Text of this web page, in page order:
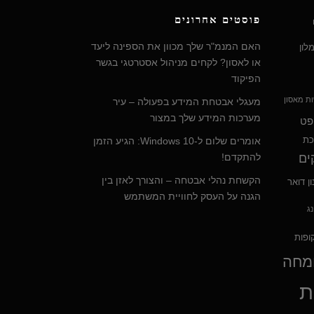
מאסון
דואר
פוסטים אחרונים
האם המנמ"ר שלך מכוון את הספינה ליעד
או לאסון? לקחים מניהול אסטרטגי בגשר
הפיקוד
מעגלי אבטחת המידע בפעולה – עיר
מערכות המידע שלך במצור
אומרים שלום ל-Windows 10: הגיע הזמן
להתקדם!
הקשחת נהלי אבטחה – והצורך לאזן בין
הגנה על העסק לחוויית המשתמש